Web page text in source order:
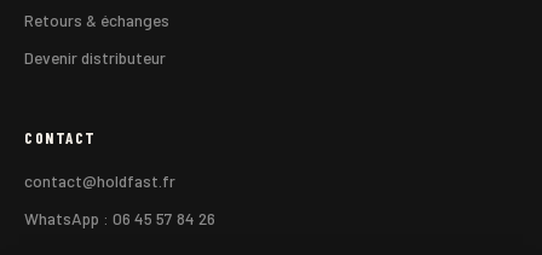
Retours & échanges
Devenir distributeur
CONTACT
contact@holdfast.fr
WhatsApp : 06 45 57 84 26